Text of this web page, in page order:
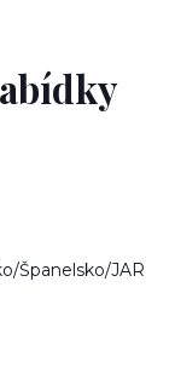
Španelsko/JAR